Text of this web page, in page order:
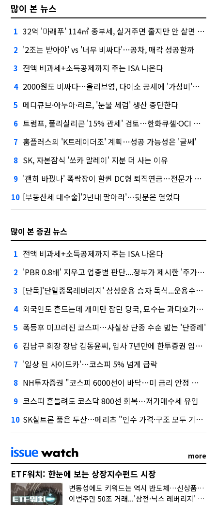
많이 본 뉴스
1 32억 '마래푸' 114㎡ 종부세, 실거주면 줄지만 안 살면 2.5배
2 '2조는 받아야' vs '너무 비싸다'…공차, 매각 성공할까
3 전액 비과세+소득공제까지 주는 ISA 나온다
4 2000원도 비싸다…올리브영, 다이소 공세에 '가성비'로 맞불
5 메디큐브·아누아·리르, '눈물 세럼' 생산 중단한다
6 트럼프, 폴리실리콘 '15% 관세' 검토…한화큐셀·OCI 영향은?
7 홈플러스의 'K트레이더조' 계획…성공 가능성은 '글쎄'
8 SK, 자본잠식 '쏘카 말레이' 지분 더 사는 이유
9 '괜히 바꿨나' 폭락장이 할퀸 DC형 퇴직연금…전문가 조언은
10 [부동산세 대수술]'2년내 팔아라'…뒷문은 열었다
많이 본 증권 뉴스
1 전액 비과세+소득공제까지 주는 ISA 나온다
2 'PBR 0.8배' 지우고 업종별 판단....정부가 제시한 '주가 누르기' 방지법
3 [단독]'단일종목레버리지' 삼성운용 승자 독식...운용수익 미래에셋의 6배
4 외국인도 흔드는데 개미만 잡던 당국, 묘수는 과다호가부담금?
5 폭등후 미끄러진 코스피…사실상 단종 수순 밟는 '단종레'
6 김남구 회장 장남 김동윤씨, 입사 7년만에 한투증권 임원 승진
7 '일상 된 사이드카'…코스피 5% 넘게 급락
8 NH투자증권 "코스피 6000선이 바닥…미 금리 안정 후 추가 회복"
9 코스피 흔들려도 코스닥 800선 회복…저가매수세 유입
10 SK실트론 품은 두산…메리츠 "인수 가격·구조 모두 기대 이상"
more
ETF워치: 한눈에 보는 상장지수펀드 시장
변동성에도 키워드는 역시 반도체…신상품은 우주·방산
이번주만 50조 거래...'삼전·닉스 레버리지' 수익률은 -30%